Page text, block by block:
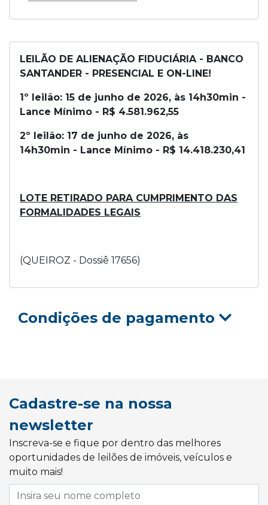
LEILÃO DE ALIENAÇÃO FIDUCIÁRIA - BANCO
SANTANDER - PRESENCIAL E ON-LINE!
1º leilão: 15 de junho de 2026, às 14h30min -
Lance Mínimo - R$ 4.581.962,55
2º leilão: 17 de junho de 2026, às
14h30min - Lance Mínimo - R$ 14.418.230,41
LOTE RETIRADO PARA CUMPRIMENTO DAS
FORMALIDADES LEGAIS
(QUEIROZ - Dossiê 17656)
Condições de pagamento
Cadastre-se na nossa
newsletter
Inscreva-se e fique por dentro das melhores
oportunidades de leilões de imóveis, veículos e
muito mais!